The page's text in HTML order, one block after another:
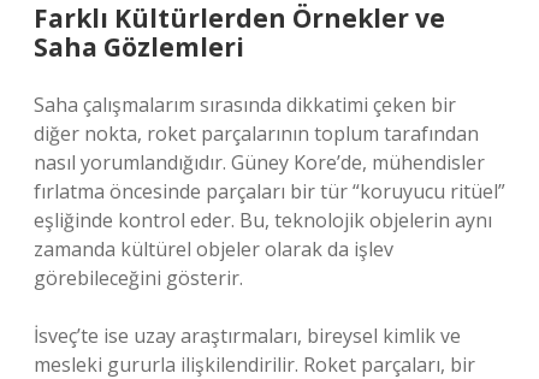
Farklı Kültürlerden Örnekler ve
Saha Gözlemleri
Saha çalışmalarım sırasında dikkatimi çeken bir
diğer nokta, roket parçalarının toplum tarafından
nasıl yorumlandığıdır. Güney Kore’de, mühendisler
fırlatma öncesinde parçaları bir tür “koruyucu ritüel”
eşliğinde kontrol eder. Bu, teknolojik objelerin aynı
zamanda kültürel objeler olarak da işlev
görebileceğini gösterir.
İsveç’te ise uzay araştırmaları, bireysel kimlik ve
mesleki gururla ilişkilendirilir. Roket parçaları, bir